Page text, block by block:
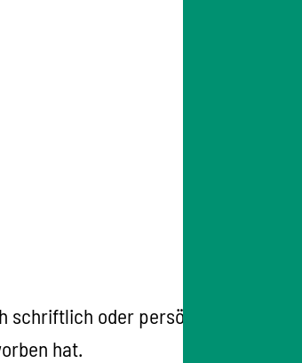
schriftlich oder persönlich mitteilen.
hat.